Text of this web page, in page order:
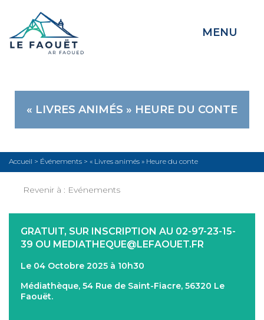
MENU
« LIVRES ANIMÉS » HEURE DU CONTE
Accueil > Événements > « Livres animés » Heure du conte
Revenir à : Evénements
GRATUIT, SUR INSCRIPTION AU 02-97-23-15-
39 OU MEDIATHEQUE@LEFAOUET.FR
Le 04 Octobre 2025 à 10h30
Médiathèque, 54 Rue de Saint-Fiacre, 56320 Le
Faouët.